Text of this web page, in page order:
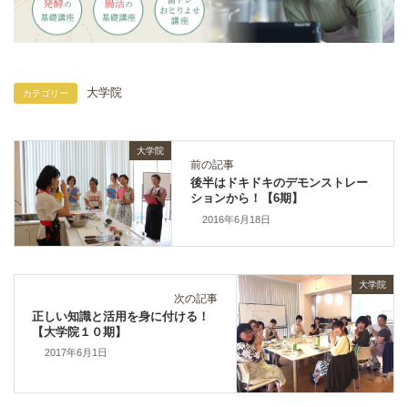
カテゴリー 大学院
大学院
前の記事
後半はドキドキのデモンストレー
ションから！【6期】
2016年6月18日
大学院
次の記事
正しい知識と活用を身に付ける！
【大学院１０期】
2017年6月1日